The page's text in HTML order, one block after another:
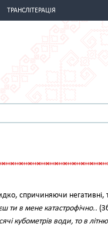
ТРАНСЛІТЕРАЦІЯ
спричиняючи негативні,
ти в мене катастрофічно..
кубометрів води, то в